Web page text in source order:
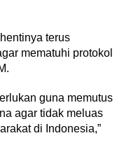
terus
mematuhi protokol
guna memutus
agar tidak meluas
di Indonesia,”